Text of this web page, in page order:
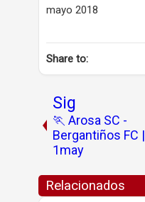
mayo 2018
Share to:
Sig
🏃 Arosa SC -
Bergantiños FC |
1may
Relacionados